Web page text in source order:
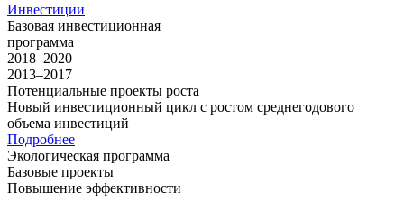
Инвестиции
Базовая инвестиционная
программа
2018–2020
2013–2017
Потенциальные проекты роста
Новый инвестиционный цикл с ростом среднегодового
объема инвестиций
Подробнее
Экологическая программа
Базовые проекты
Повышение эффективности